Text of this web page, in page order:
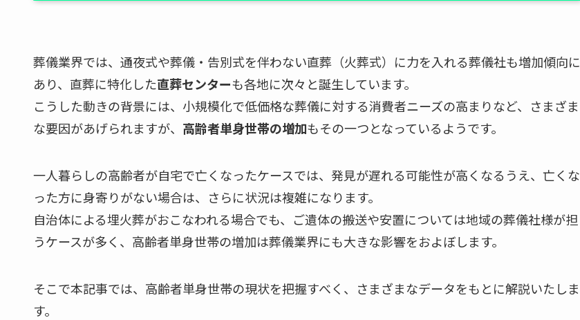
葬儀業界では、通夜式や葬儀・告別式を伴わない直葬（火葬式）に力を入れる葬儀社も増加傾向に
あり、直葬に特化した直葬センターも各地に次々と誕生しています。
こうした動きの背景には、小規模化で低価格な葬儀に対する消費者ニーズの高まりなど、さまざま
な要因があげられますが、 高齢者単身世帯の増加もその一つとなっているようです。
一人暮らしの高齢者が自宅で亡くなったケースでは、発見が遅れる可能性が高くなるうえ、亡くな
った方に身寄りがない場合は、さらに状況は複雑になります。
自治体による埋火葬がおこなわれる場合でも、ご遺体の搬送や安置については地域の葬儀社様が担
うケースが多く、高齢者単身世帯の増加は葬儀業界にも大きな影響をおよぼします。
そこで本記事では、高齢者単身世帯の現状を把握すべく、さまざまなデータをもとに解説いたしま
す。